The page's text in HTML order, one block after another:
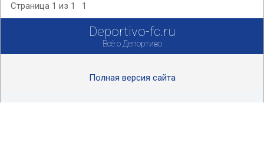
Страница 1 из 1 1
Deportivo-fc.ru
Всё о Депортиво
Полная версия сайта